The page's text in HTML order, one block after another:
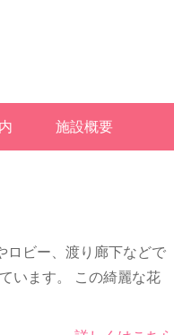
施設概要
ロビー、渡り廊下などで
います。 この綺麗な花